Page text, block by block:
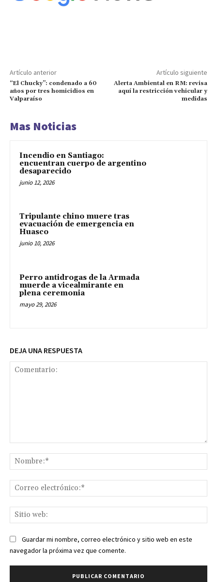
Artículo anterior
“El Chucky”: condenado a 60
años por tres homicidios en
Valparaíso
Artículo siguiente
Alerta Ambiental en RM: revisa
aquí la restricción vehicular y
medidas
Mas Noticias
Incendio en Santiago:
encuentran cuerpo de argentino
desaparecido
junio 12, 2026
Tripulante chino muere tras
evacuación de emergencia en
Huasco
junio 10, 2026
Perro antidrogas de la Armada
muerde a vicealmirante en
plena ceremonia
mayo 29, 2026
DEJA UNA RESPUESTA
Guardar mi nombre, correo electrónico y sitio web en este
navegador la próxima vez que comente.